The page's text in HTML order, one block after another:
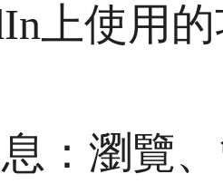
上使用
：瀏覽